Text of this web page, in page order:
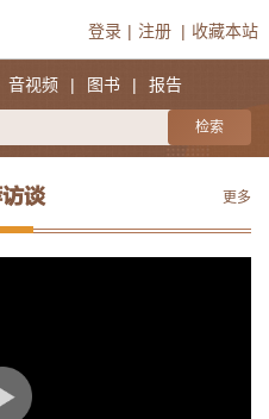
登录 | 注册 | 收藏本站
音视频 | 图书 | 报告
更多
谈